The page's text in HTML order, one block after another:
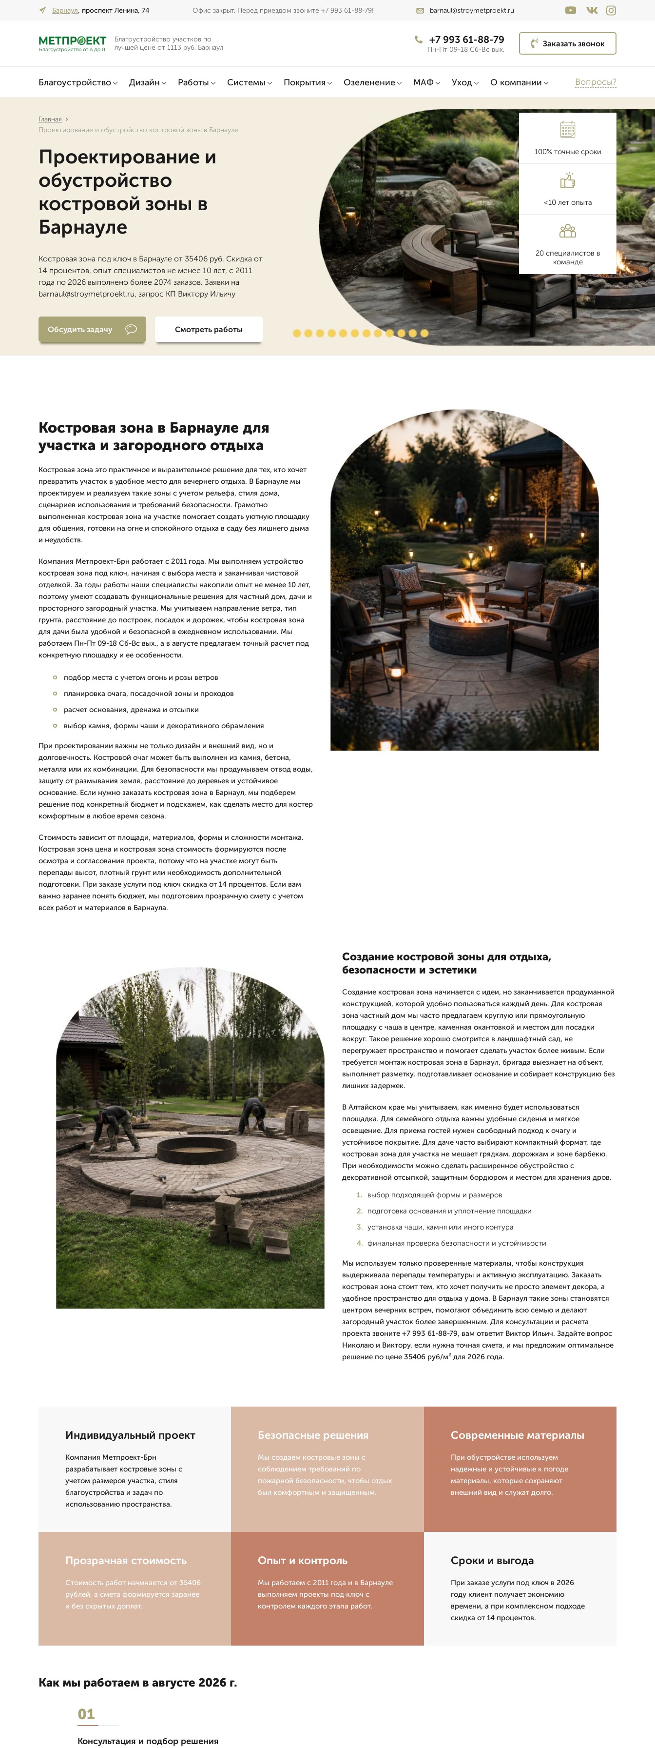
Барнаул, проспект Ленина, 74 Офис закрыт. Перед приездом звоните +7 993 61-88-79! barnaul@stroymetproekt.ru
Благоустройство участков по
лучшей цене от 1113 руб. Барнаул
+7 993 61-88-79
Пн-Пт 09-18 Сб-Вс вых.
Заказать звонок
Благоустройство Дизайн Работы Системы Покрытия Озеленение МАФ Уход О компании Вопросы?
Главная
Проектирование и обустройство костровой зоны в Барнауле
Проектирование и
обустройство
костровой зоны в
Барнауле
Костровая зона под ключ в Барнауле от 35406 руб. Скидка от
14 процентов, опыт специалистов не менее 10 лет, с 2011
года по 2026 выполнено более 2074 заказов. Заявки на
barnaul@stroymetproekt.ru, запрос КП Виктору Ильичу
Обсудить задачу Смотреть работы
100% точные сроки
<10 лет опыта
20 специалистов в
команде
Костровая зона в Барнауле для
участка и загородного отдыха
Костровая зона это практичное и выразительное решение для тех, кто хочет
превратить участок в удобное место для вечернего отдыха. В Барнауле мы
проектируем и реализуем такие зоны с учетом рельефа, стиля дома,
сценариев использования и требований безопасности. Грамотно
выполненная костровая зона на участке помогает создать уютную площадку
для общения, готовки на огне и спокойного отдыха в саду без лишнего дыма
и неудобств.
Компания Метпроект-Брн работает с 2011 года. Мы выполняем устройство
костровая зона под ключ, начиная с выбора места и заканчивая чистовой
отделкой. За годы работы наши специалисты накопили опыт не менее 10 лет,
поэтому умеют создавать функциональные решения для частный дом, дачи и
просторного загородный участка. Мы учитываем направление ветра, тип
грунта, расстояние до построек, посадок и дорожек, чтобы костровая зона
для дачи была удобной и безопасной в ежедневном использовании. Мы
работаем Пн-Пт 09-18 Сб-Вс вых., а в августе предлагаем точный расчет под
конкретную площадку и ее особенности.
подбор места с учетом огонь и розы ветров
планировка очага, посадочной зоны и проходов
расчет основания, дренажа и отсыпки
выбор камня, формы чаши и декоративного обрамления
При проектировании важны не только дизайн и внешний вид, но и
долговечность. Костровой очаг может быть выполнен из камня, бетона,
металла или их комбинации. Для безопасности мы продумываем отвод воды,
защиту от размывания земля, расстояние до деревьев и устойчивое
основание. Если нужно заказать костровая зона в Барнаул, мы подберем
решение под конкретный бюджет и подскажем, как сделать место для костер
комфортным в любое время сезона.
Стоимость зависит от площади, материалов, формы и сложности монтажа.
Костровая зона цена и костровая зона стоимость формируются после
осмотра и согласования проекта, потому что на участке могут быть
перепады высот, плотный грунт или необходимость дополнительной
подготовки. При заказе услуги под ключ скидка от 14 процентов. Если вам
важно заранее понять бюджет, мы подготовим прозрачную смету с учетом
всех работ и материалов в Барнаула.
Создание костровой зоны для отдыха,
безопасности и эстетики
Создание костровая зона начинается с идеи, но заканчивается продуманной
конструкцией, которой удобно пользоваться каждый день. Для костровая
зона частный дом мы часто предлагаем круглую или прямоугольную
площадку с чаша в центре, каменная окантовкой и местом для посадки
вокруг. Такое решение хорошо смотрится в ландшафтный сад, не
перегружает пространство и помогает сделать участок более живым. Если
требуется монтаж костровая зона в Барнаул, бригада выезжает на объект,
выполняет разметку, подготавливает основание и собирает конструкцию без
лишних задержек.
В Алтайском крае мы учитываем, как именно будет использоваться
площадка. Для семейного отдыха важны удобные сиденья и мягкое
освещение. Для приема гостей нужен свободный подход к очагу и
устойчивое покрытие. Для даче часто выбирают компактный формат, где
костровая зона для участка не мешает грядкам, дорожкам и зоне барбекю.
При необходимости можно сделать расширенное обустройство с
декоративной отсыпкой, защитным бордюром и местом для хранения дров.
выбор подходящей формы и размеров
подготовка основания и уплотнение площадки
установка чаши, камня или иного контура
финальная проверка безопасности и устойчивости
Мы используем только проверенные материалы, чтобы конструкция
выдерживала перепады температуры и активную эксплуатацию. Заказать
костровая зона стоит тем, кто хочет получить не просто элемент декора, а
удобное пространство для отдыха у дома. В Барнаул такие зоны становятся
центром вечерних встреч, помогают объединить всю семью и делают
загородный участок более завершенным. Для консультации и расчета
проекта звоните +7 993 61-88-79, вам ответит Виктор Ильич. Задайте вопрос
Николаю и Виктору, если нужна точная смета, и мы предложим оптимальное
решение по цене 35406 руб/м² для 2026 года.
Индивидуальный проект
Компания Метпроект-Брн
разрабатывает костровые зоны с
учетом размеров участка, стиля
благоустройства и задач по
использованию пространства.
Безопасные решения
Мы создаем костровые зоны с
соблюдением требований по
пожарной безопасности, чтобы отдых
был комфортным и защищенным.
Современные материалы
При обустройстве используем
надежные и устойчивые к погоде
материалы, которые сохраняют
внешний вид и служат долго.
Прозрачная стоимость
Стоимость работ начинается от 35406
рублей, а смета формируется заранее
и без скрытых доплат.
Опыт и контроль
Мы работаем с 2011 года и в Барнауле
выполняем проекты под ключ с
контролем каждого этапа работ.
Сроки и выгода
При заказе услуги под ключ в 2026
году клиент получает экономию
времени, а при комплексном подходе
скидка от 14 процентов.
Как мы работаем в августе 2026 г.
01
Консультация и подбор решения